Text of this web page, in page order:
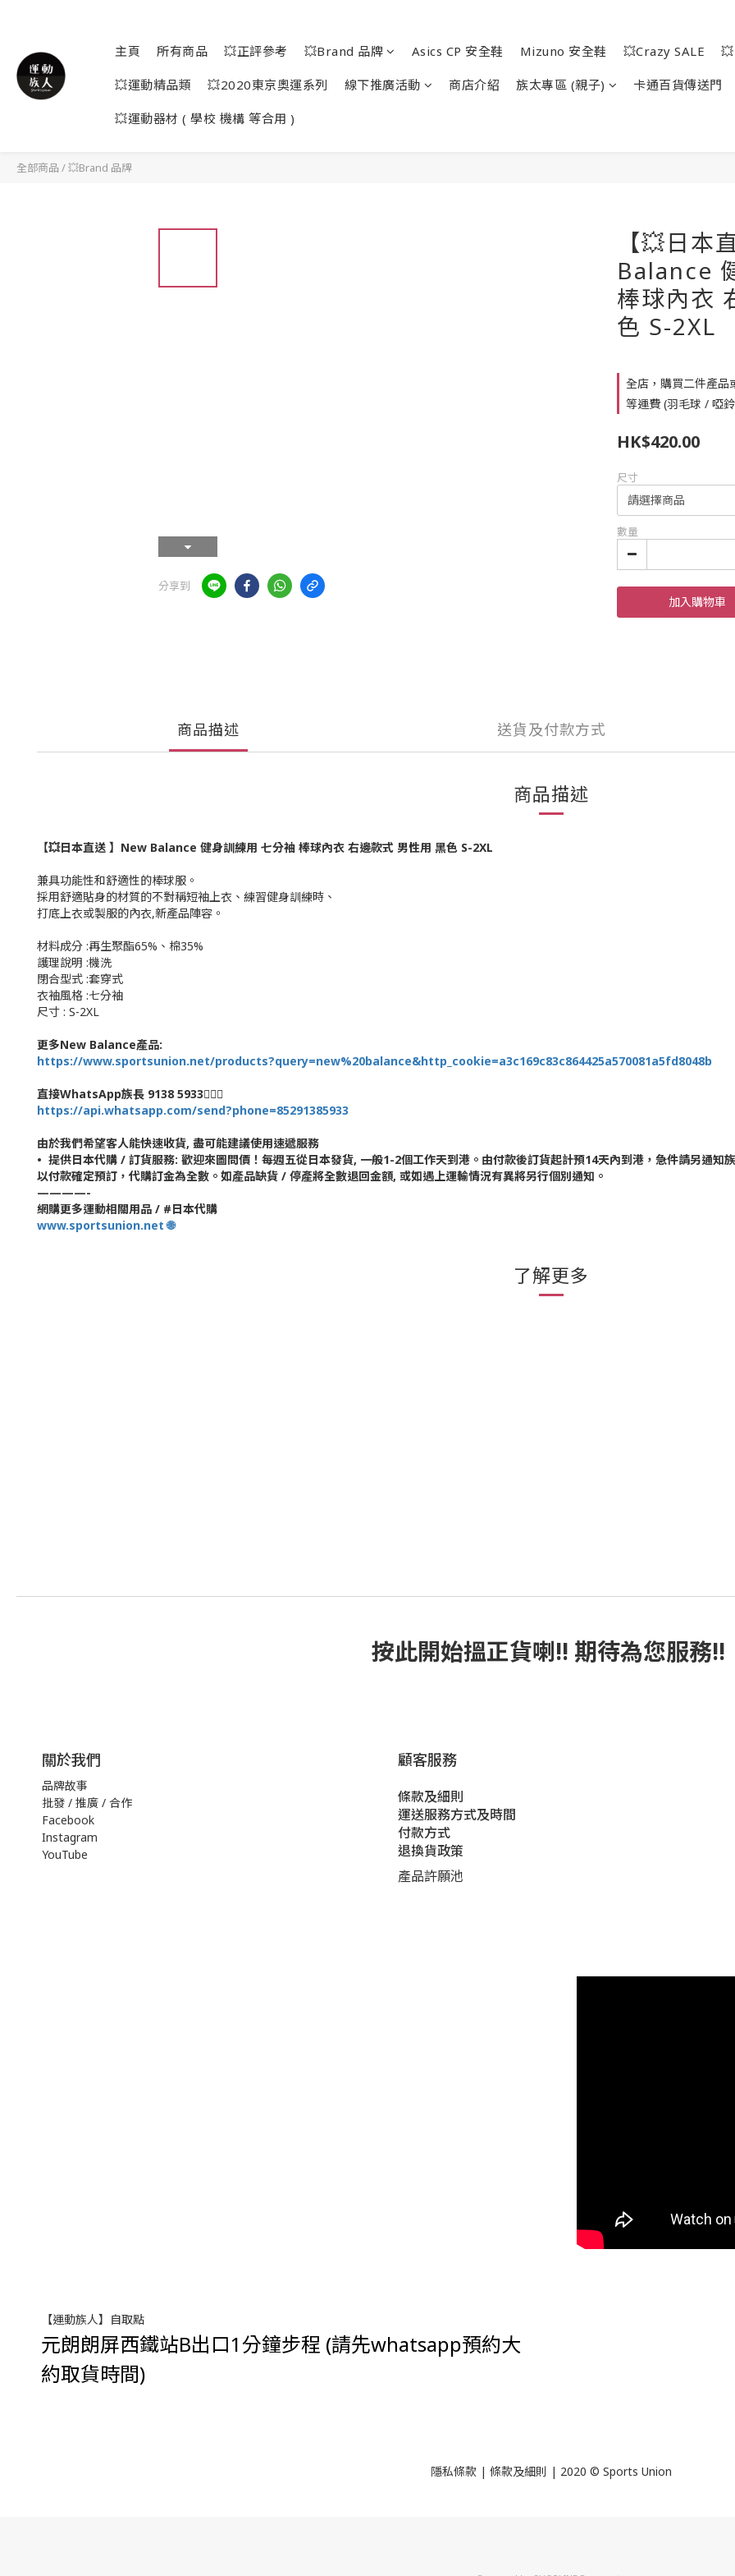
主頁 所有商品 💥正評參考 💥Brand 品牌 Asics CP 安全鞋 Mizuno 安全鞋 💥Crazy SALE
💥運動精品類 💥2020東京奧運系列 線下推廣活動 商店介紹 族太專區 (親子) 卡通百貨傳送門
💥運動器材 ( 學校 機構 等合用 )
全部商品 /💥Brand 品牌
分享到
【💥日本
Balance
棒球內衣
色 S-2XL
全店，購買二件產品
等運費 (羽毛球 / 啞
HK$420.00
尺寸
數量
加入購物車
商品描述 送貨及付款方式
商品描述
【💥日本直送 】New Balance 健身訓練用 七分袖 棒球內衣 右邊款式 男性用 黑色 S-2XL
兼具功能性和舒適性的棒球服。
採用舒適貼身的材質的不對稱短袖上衣、練習健身訓練時、
打底上衣或製服的內衣,新產品陣容。
材料成分 :再生聚酯65%、棉35%
護理說明 :機洗
閉合型式 :套穿式
衣袖風格 :七分袖
尺寸 : S-2XL
更多New Balance產品:
https://www.sportsunion.net/products?query=new%20balance&http_cookie=a3c169c83c864425a570081a5fd8048b
直接WhatsApp族長 9138 5933🙆🏻‍♂
https://api.whatsapp.com/send?phone=85291385933
由於我們希望客人能快速收貨, 盡可能建議使用速遞服務
•⁠ ⁠提供日本代購 / 訂貨服務: 歡迎來圖問價！每週五從日本發貨, 一般1-2個工作天到港。由付款後訂貨起計預14天內到港，急件請另通知
以付款確定預訂，代購訂金為全數。如產品缺貨 / 停產將全數退回金額, 或如遇上運輸情況有異將另行個別通知。
————-
網購更多運動相關用品 / #日本代購
www.sportsunion.net 🌐
了解更多
按此開始搵正貨喇!! 期待為您服務!!
關於我們
品牌故事
批發 / 推廣 / 合作
Facebook
Instagram
YouTube
顧客服務
條款及細則
運送服務方式及時間
付款方式
退換貨政策
產品許願池
【運動族人】自取點
元朗朗屏西鐵站B出口1分鐘步程 (請先whatsapp預約大
約取貨時間)
隱私條款 | 條款及細則 | 2020 © Sports Union